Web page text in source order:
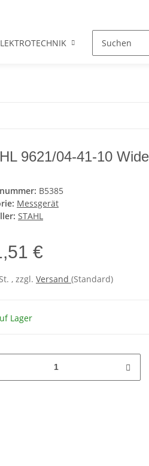
FILTER /
9621/04-41-10
B5385
Messgerät
STAHL
€
, zzgl. Versand (Standard)
Lager